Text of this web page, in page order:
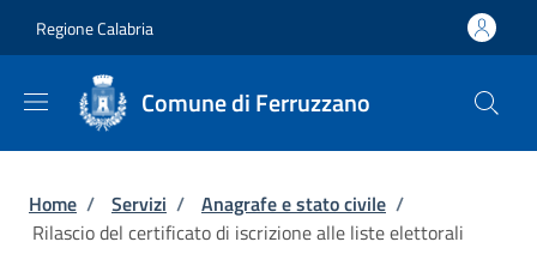
Regione Calabria
Comune di Ferruzzano
Briciole di pane
Home / Servizi / Anagrafe e stato civile /
Rilascio del certificato di iscrizione alle liste elettorali